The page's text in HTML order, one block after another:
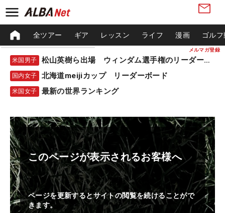
メルマガ登録
全ツアー ギア レッスン ライフ 漫画 ゴル
米国男子 松山英樹ら出場 ウィンダム選手権のリーダーボード
国内女子 北海道meijiカップ リーダーボード
米国女子 最新の世界ランキング
このページが表示されるお客様へ
ページを更新するとサイトの閲覧を続けることがで
きます。